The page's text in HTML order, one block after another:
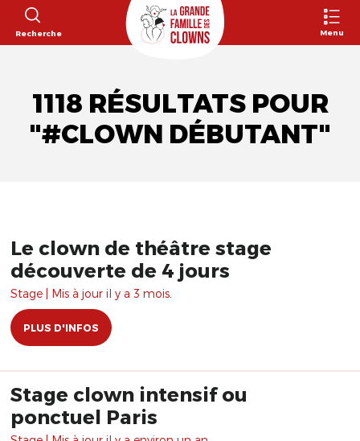
Recherche Menu
1118 RÉSULTATS POUR
"#CLOWN DÉBUTANT"
Le clown de théâtre stage
découverte de 4 jours
Stage | Mis à jour il y a 3 mois.
PLUS D'INFOS
Stage clown intensif ou
ponctuel Paris